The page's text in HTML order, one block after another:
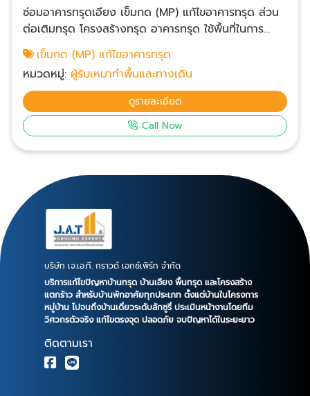
ซ่อมอาคารทรุดเอียง เข็มกด (MP) แก้ไขอาคารทรุด ส่วน
ต่อเติมทรุด โครงสร้างทรุด อาคารทรุด ใช้พื้นที่ในการ
ทำงานน้อย โดยที่ไม่ต้องรื้อโครงสร้างออก ลดผลกระทบ
ของเสียง และแรงสั่นสะเทือนต่อพื้นที่ข้างเคียง วัสดุเป็น
เหล็กหนา หล่อพิเศษ ป้องกันสนิม สามารถทำงานในพื้นที่
แคบได้ วิศวกรประเมินและควบคุมงานเอง พร้อมให้คำ
ปรึกษา สามารถกดลงได้ลึกกว่า 20 เมตร สามารถรับน้ำ
หนักได้มากกว่า 15 ตัน ใช้เวลาน้อยและไม่เลอะเทอะ เมื่อ
เทียบกับการซ่อมแบบอื่นๆ มีกระบวนการ และสามารถตรวจ
คุณสมบัติของเสาเข็มไมโครไพล์แบบกด สามารถกดลงได้
ลึกมากกว่า 20 เมตร - รับน้ำหนักได้มากกว่า 15 ตัน ใช้
พื้นที่การทำงานน้อย โดยไม่ต้องรื้อโครงสร้างออก ลด
ผลกระทบของเสียงและแรงสั่นสะเทือนต่อพื้นที่ข้างเคียง
วัสดุเป็นเหล็กหนา หล่อพิเศษ ป้องกันสนิม ด้วยการชุบกัล
วาไนซ์ มีกระบวนการตรวจสอบความลึกและแรงดัน ขณะ
ทำการกดเสาเข็ม ใช้เวลาน้อยกว่าการซ่อมแบบอื่นๆและไม่
เลอะเทอะ ใช้แรงดันในการกด 20-30 ตัน เสาเข็มไมโคร
ไพล์แบบกดด้วยระบบไฮดรอลิก เสาเข็มไมโครไพล์ออกแบบ
มาเพื่อเสริมความสามารถในการรับน้ำหนักให้กับโครงสร้าง
ที่มีการทรุดตัว และแก้ปัญหาบ้านทรุด โดยเสาเข็มจะถูกกด
ลงไปยังชั้นดินแข็ง เพื่อให้สามารถรับน้ำหนักของ
เข็มกด (MP) แก้ไขอาคารทรุด
หมวดหมู่: ผู้รับเหมาทำพื้นและทางเดิน
ดูรายละเอียด
Call Now
บริษัท เจ.เอ.ที. กราวด์ เอกซ์เพิร์ท จำกัด
บริการแก้ไขปัญหาบ้านทรุด บ้านเอียง พื้นทรุด และโครงสร้าง
แตกร้าว สำหรับบ้านพักอาศัยทุกประเภท ตั้งแต่บ้านในโครงการ
หมู่บ้าน ไปจนถึงบ้านเดี่ยวระดับลักซูรี่ ประเมินหน้างานโดยทีม
วิศวกรตัวจริง แก้ไขตรงจุด ปลอดภัย จบปัญหาได้ในระยะยาว
ติดตามเรา